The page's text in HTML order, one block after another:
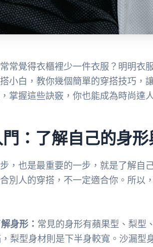
常覺得衣櫃裡少一件衣服？明明衣
小白，教你幾個簡單的穿搭技巧，
掌握這些訣竅，你也能成為時尚達人
：了解自己的身
，也是最重要的一步，就是了解自
別人的穿搭，不一定適合你。所以
身形： 常見的身形有蘋果型、梨型
梨型身材則是下半身較寬。沙漏型